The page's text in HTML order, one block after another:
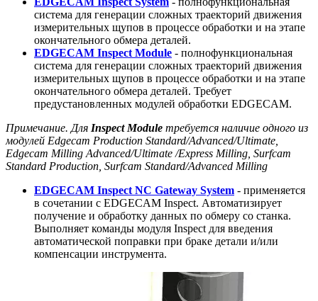
система для генерации сложных траекторий движения
измерительных щупов в процессе обработки и на этапе
окончательного обмера деталей.
EDGECAM Inspect Module - полнофункциональная
система для генерации сложных траекторий движения
измерительных щупов в процессе обработки и на этапе
окончательного обмера деталей. Требует
предустановленных модулей обработки EDGECAM.
Примечание. Для Inspect Module требуется наличие одного из
модулей Edgecam Production Standard/Advanced/Ultimate,
Edgecam Milling Advanced/Ultimate /Express Milling, Surfcam
Standard Production, Surfcam Standard/Advanced Milling
EDGECAM Inspect NC Gateway System - применяется
в сочетании c EDGECAM Inspect. Автоматизирует
получение и обработку данных по обмеру со станка.
Выполняет команды модуля Inspect для введения
автоматической поправки при браке детали и/или
компенсации инструмента.